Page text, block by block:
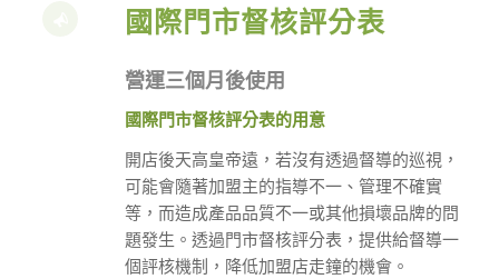
國際門市督核評分表
營運三個月後使用
國際門市督核評分表的用意
開店後天高皇帝遠，若沒有透過督導的巡視，
可能會隨著加盟主的指導不一、管理不確實
等，而造成產品品質不一或其他損壞品牌的問
題發生。透過門市督核評分表，提供給督導一
個評核機制，降低加盟店走鐘的機會。